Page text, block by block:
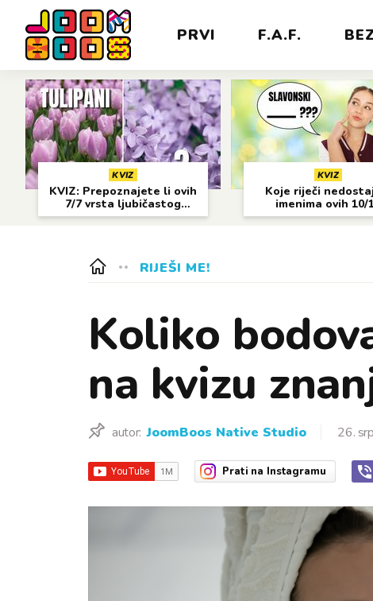
PRVI F.A.F.
KVIZ
KVIZ: Prepoznajete li ovih
7/7 vrsta ljubičastog
cvijeća?
KVIZ
Koje riječi
imenima ovih 10/
gradova?
RIJEŠI ME!
Koliko
na kvizu
autor: JoomBoos Native Studio 26.
Prati na Instagramu